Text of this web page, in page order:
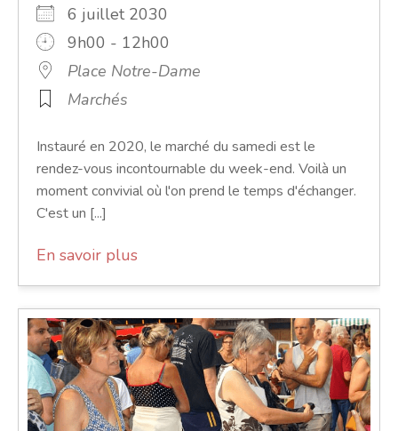
6 juillet 2030
9h00 - 12h00
Place Notre-Dame
Marchés
Instauré en 2020, le marché du samedi est le
rendez-vous incontournable du week-end. Voilà un
moment convivial où l'on prend le temps d'échanger.
C'est un [...]
En savoir plus